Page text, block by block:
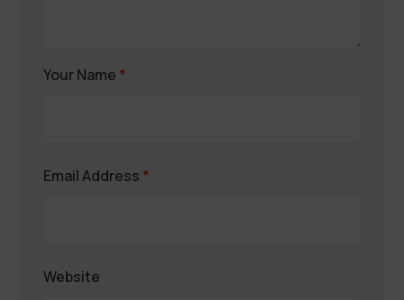
Your Name *
Email Address *
Website